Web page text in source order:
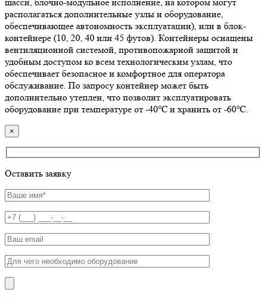
располагаться дополнительные узлы и оборудование,
обеспечивающее автономность эксплуатации), или в блок-
контейнере (10, 20, 40 или 45 футов). Контейнеры оснащены
вентиляционной системой, противопожарной защитой и
удобным доступом ко всем технологическим узлам, что
обеспечивает безопасное и комфортное для оператора
обслуживание. По запросу контейнер может быть
дополнительно утеплен, что позволит эксплуатировать
оборудование при температуре от -40℃ и хранить от -60℃.
×
Оставить заявку